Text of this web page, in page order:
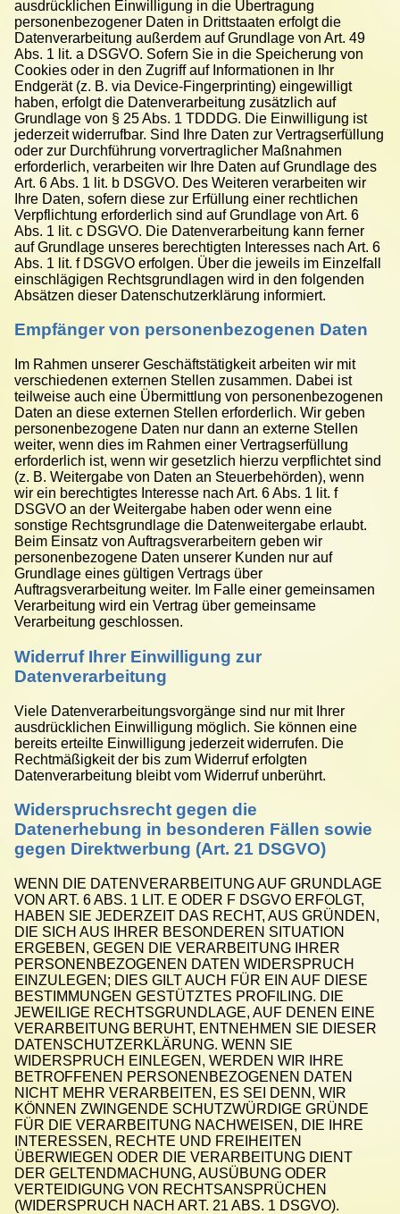
ausdrücklichen Einwilligung in die Übertragung
personenbezogener Daten in Drittstaaten erfolgt die
Datenverarbeitung außerdem auf Grundlage von Art. 49
Abs. 1 lit. a DSGVO. Sofern Sie in die Speicherung von
Cookies oder in den Zugriff auf Informationen in Ihr
Endgerät (z. B. via Device-Fingerprinting) eingewilligt
haben, erfolgt die Datenverarbeitung zusätzlich auf
Grundlage von § 25 Abs. 1 TDDDG. Die Einwilligung ist
jederzeit widerrufbar. Sind Ihre Daten zur Vertragserfüllung
oder zur Durchführung vorvertraglicher Maßnahmen
erforderlich, verarbeiten wir Ihre Daten auf Grundlage des
Art. 6 Abs. 1 lit. b DSGVO. Des Weiteren verarbeiten wir
Ihre Daten, sofern diese zur Erfüllung einer rechtlichen
Verpflichtung erforderlich sind auf Grundlage von Art. 6
Abs. 1 lit. c DSGVO. Die Datenverarbeitung kann ferner
auf Grundlage unseres berechtigten Interesses nach Art. 6
Abs. 1 lit. f DSGVO erfolgen. Über die jeweils im Einzelfall
einschlägigen Rechtsgrundlagen wird in den folgenden
Absätzen dieser Datenschutzerklärung informiert.
Empfänger von personenbezogenen Daten
Im Rahmen unserer Geschäftstätigkeit arbeiten wir mit
verschiedenen externen Stellen zusammen. Dabei ist
teilweise auch eine Übermittlung von personenbezogenen
Daten an diese externen Stellen erforderlich. Wir geben
personenbezogene Daten nur dann an externe Stellen
weiter, wenn dies im Rahmen einer Vertragserfüllung
erforderlich ist, wenn wir gesetzlich hierzu verpflichtet sind
(z. B. Weitergabe von Daten an Steuerbehörden), wenn
wir ein berechtigtes Interesse nach Art. 6 Abs. 1 lit. f
DSGVO an der Weitergabe haben oder wenn eine
sonstige Rechtsgrundlage die Datenweitergabe erlaubt.
Beim Einsatz von Auftragsverarbeitern geben wir
personenbezogene Daten unserer Kunden nur auf
Grundlage eines gültigen Vertrags über
Auftragsverarbeitung weiter. Im Falle einer gemeinsamen
Verarbeitung wird ein Vertrag über gemeinsame
Verarbeitung geschlossen.
Widerruf Ihrer Einwilligung zur
Datenverarbeitung
Viele Datenverarbeitungsvorgänge sind nur mit Ihrer
ausdrücklichen Einwilligung möglich. Sie können eine
bereits erteilte Einwilligung jederzeit widerrufen. Die
Rechtmäßigkeit der bis zum Widerruf erfolgten
Datenverarbeitung bleibt vom Widerruf unberührt.
Widerspruchsrecht gegen die
Datenerhebung in besonderen Fällen sowie
gegen Direktwerbung (Art. 21 DSGVO)
WENN DIE DATENVERARBEITUNG AUF GRUNDLAGE
VON ART. 6 ABS. 1 LIT. E ODER F DSGVO ERFOLGT,
HABEN SIE JEDERZEIT DAS RECHT, AUS GRÜNDEN,
DIE SICH AUS IHRER BESONDEREN SITUATION
ERGEBEN, GEGEN DIE VERARBEITUNG IHRER
PERSONENBEZOGENEN DATEN WIDERSPRUCH
EINZULEGEN; DIES GILT AUCH FÜR EIN AUF DIESE
BESTIMMUNGEN GESTÜTZTES PROFILING. DIE
JEWEILIGE RECHTSGRUNDLAGE, AUF DENEN EINE
VERARBEITUNG BERUHT, ENTNEHMEN SIE DIESER
DATENSCHUTZERKLÄRUNG. WENN SIE
WIDERSPRUCH EINLEGEN, WERDEN WIR IHRE
BETROFFENEN PERSONENBEZOGENEN DATEN
NICHT MEHR VERARBEITEN, ES SEI DENN, WIR
KÖNNEN ZWINGENDE SCHUTZWÜRDIGE GRÜNDE
FÜR DIE VERARBEITUNG NACHWEISEN, DIE IHRE
INTERESSEN, RECHTE UND FREIHEITEN
ÜBERWIEGEN ODER DIE VERARBEITUNG DIENT
DER GELTENDMACHUNG, AUSÜBUNG ODER
VERTEIDIGUNG VON RECHTSANSPRÜCHEN
(WIDERSPRUCH NACH ART. 21 ABS. 1 DSGVO).